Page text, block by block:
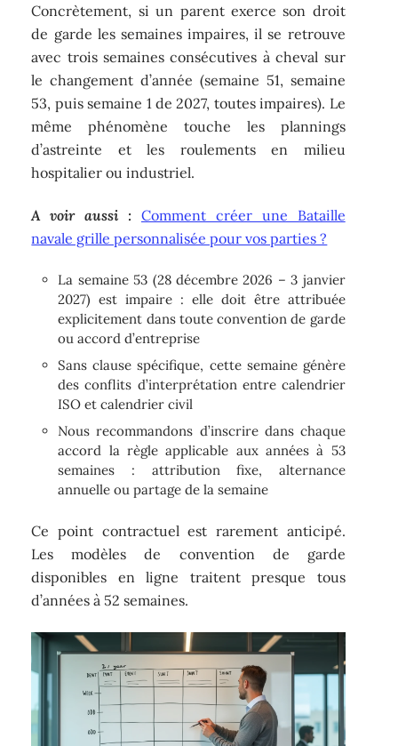
Concrètement, si un parent exerce son droit
de garde les semaines impaires, il se retrouve
avec trois semaines consécutives à cheval sur
le changement d’année (semaine 51, semaine
53, puis semaine 1 de 2027, toutes impaires). Le
même phénomène touche les plannings
d’astreinte et les roulements en milieu
hospitalier ou industriel.
A voir aussi : Comment créer une Bataille
navale grille personnalisée pour vos parties ?
La semaine 53 (28 décembre 2026 – 3 janvier
2027) est impaire : elle doit être attribuée
explicitement dans toute convention de garde
ou accord d’entreprise
Sans clause spécifique, cette semaine génère
des conflits d’interprétation entre calendrier
ISO et calendrier civil
Nous recommandons d’inscrire dans chaque
accord la règle applicable aux années à 53
semaines : attribution fixe, alternance
annuelle ou partage de la semaine
Ce point contractuel est rarement anticipé.
Les modèles de convention de garde
disponibles en ligne traitent presque tous
d’années à 52 semaines.